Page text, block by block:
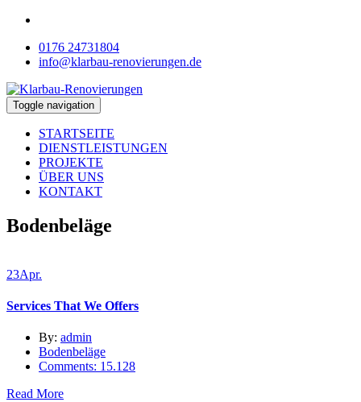
0176 24731804
info@klarbau-renovierungen.de
Toggle navigation
STARTSEITE
DIENSTLEISTUNGEN
PROJEKTE
ÜBER UNS
KONTAKT
Bodenbeläge
23Apr.
Services That We Offers
By: admin
Bodenbeläge
Comments: 15.128
Read More